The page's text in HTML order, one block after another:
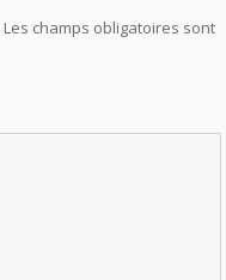
Les champs obligatoires sont